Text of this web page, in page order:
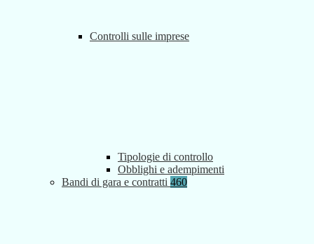
Controlli sulle imprese
Tipologie di controllo
Obblighi e adempimenti
Bandi di gara e contratti 460